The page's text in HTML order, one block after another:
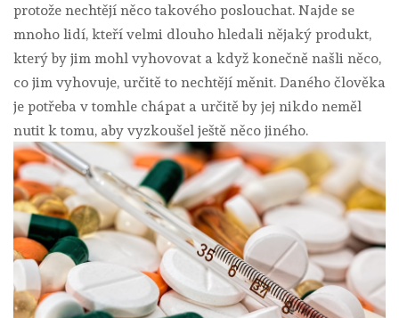
protože nechtějí něco takového poslouchat. Najde se
mnoho lidí, kteří velmi dlouho hledali nějaký produkt,
který by jim mohl vyhovovat a když konečně našli něco,
co jim vyhovuje, určitě to nechtějí měnit. Daného člověka
je potřeba v tomhle chápat a určitě by jej nikdo neměl
nutit k tomu, aby vyzkoušel ještě něco jiného.